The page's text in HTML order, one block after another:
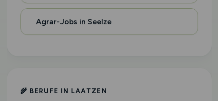
Agrar-Jobs in Seelze
🌾 BERUFE IN LAATZEN